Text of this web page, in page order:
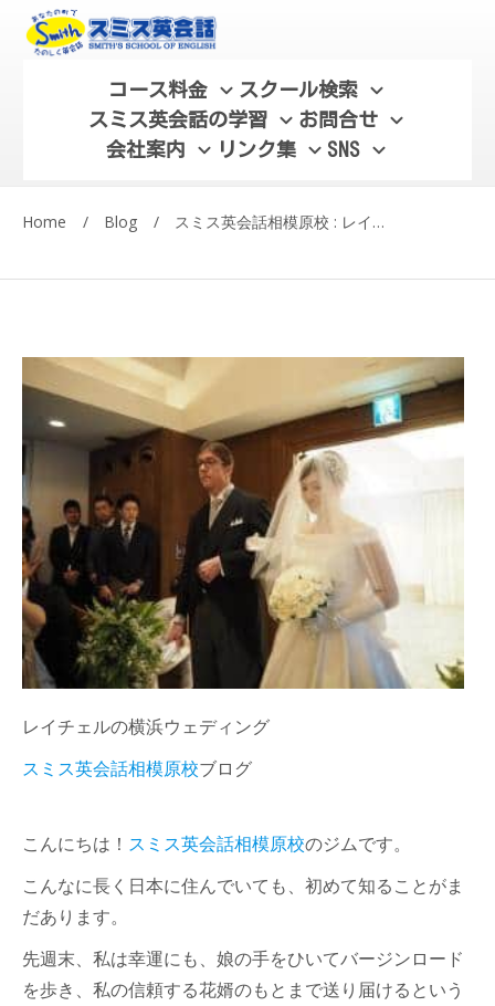
コース料金
スクール検索
スミス英会話の学習
お問合せ
会社案内
リンク集 SNS
Home / Blog / スミス英会話相模原校 : レイチェルの横浜ウェディング
レイチェルの横浜ウェディング
スミス英会話相模原校ブログ
こんにちは！ スミス英会話相模原校のジムです。
こんなに長く日本に住んでいても、初めて知ることがま
だあります。
先週末、私は幸運にも、娘の手をひいてバージンロード
を歩き、私の信頼する花婿のもとまで送り届けるという